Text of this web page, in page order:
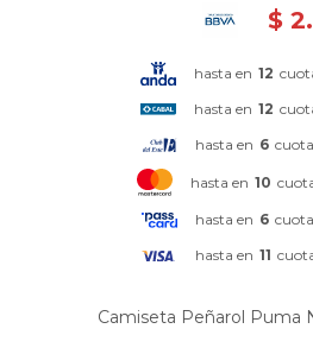
$
hasta en 12
hasta en 12
hasta en 6
hasta en 10
hasta en 6
hasta en 11
Camiseta Peñarol Puma